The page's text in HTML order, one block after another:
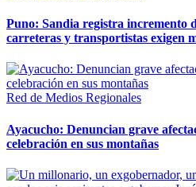
Puno: Sandia registra incremento
carreteras y transportistas exigen
Red de Medios Regionales
Ayacucho: Denuncian grave
celebración en sus montañas